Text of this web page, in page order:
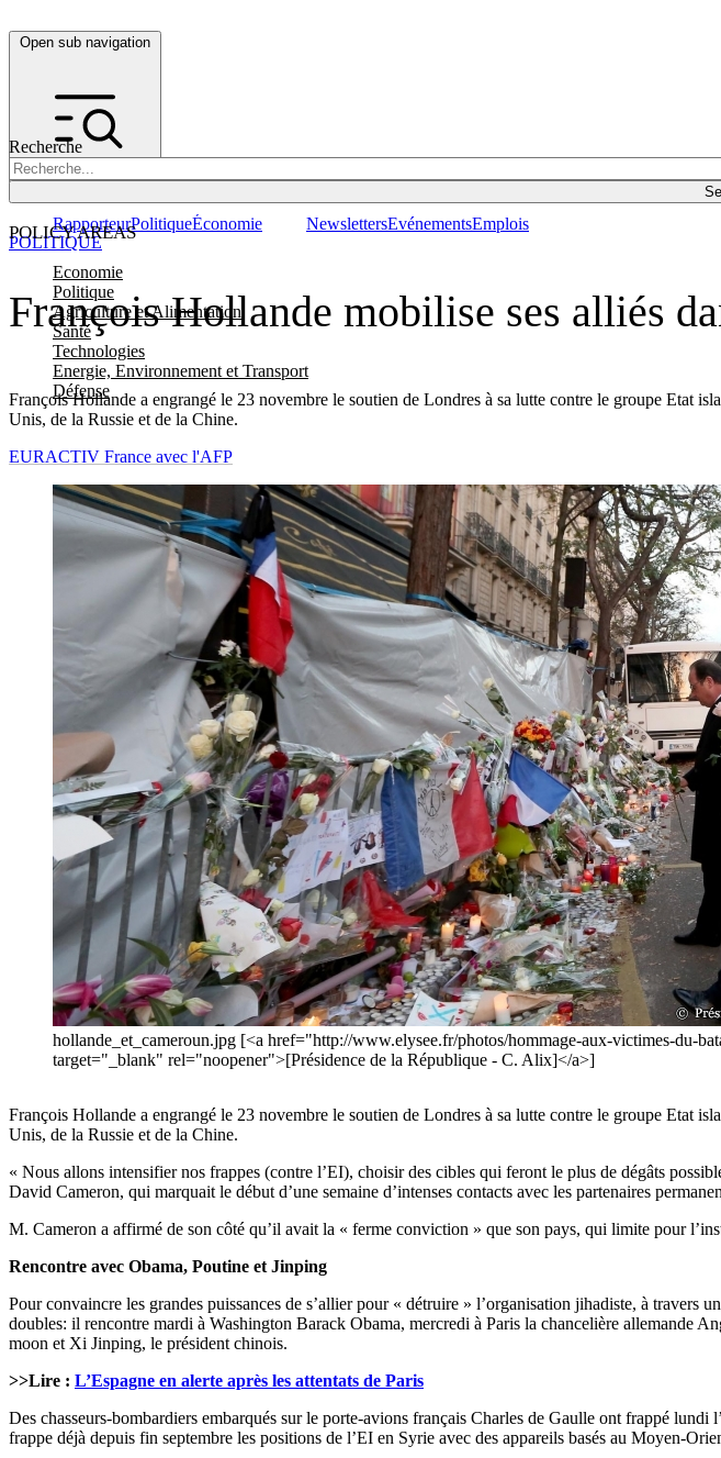
Open sub navigation
Recherche
POLICY AREAS
Economie
Politique
Agriculture et Alimentation
Santé
Technologies
Energie, Environnement et Transport
Défense
RapporteurPolitiqueÉconomie NewslettersEvénementsEmplois
François Hollande mobilise ses alliés
François Hollande a engrangé le 23 novembre le soutien de Londres à sa lutte contre le groupe Etat
Unis, de la Russie et de la Chine.
POLITIQUE
EURACTIV France avec l'AFP
hollande_et_cameroun.jpg [<a href="http://www.elysee.fr/photos/hommage-aux-victimes-du-
target="_blank" rel="noopener">[Présidence de la République - C. Alix]</a>]
François Hollande a engrangé le 23 novembre le soutien de Londres à sa lutte contre le groupe Etat
Unis, de la Russie et de la Chine.
« Nous allons intensifier nos frappes (contre l’EI), choisir des cibles qui feront le plus de dégâts
David Cameron, qui marquait le début d’une semaine d’intenses contacts avec les partenaires
M. Cameron a affirmé de son côté qu’il avait la « ferme conviction » que son pays, qui limite pour
Rencontre avec Obama, Poutine et Jinping
Pour convaincre les grandes puissances de s’allier pour « détruire » l’organisation jihadiste, à
doubles: il rencontre mardi à Washington Barack Obama, mercredi à Paris la chancelière allemande
moon et Xi Jinping, le président chinois.
>>Lire : L’Espagne en alerte après les attentats de Paris
Des chasseurs-bombardiers embarqués sur le porte-avions français Charles de Gaulle ont frappé
frappe déjà depuis fin septembre les positions de l’EI en Syrie avec des appareils basés au Moyen-